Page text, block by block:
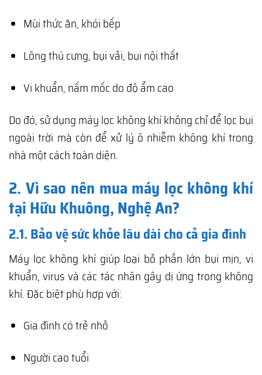
Mùi thức ăn, khói bếp
Lông thú cưng, bụi vải, bụi nội thất
Vi khuẩn, nấm mốc do độ ẩm cao
Do đó, sử dụng máy lọc không khí không chỉ để lọc bụi
ngoài trời mà còn để xử lý ô nhiễm không khí trong
nhà một cách toàn diện.
2. Vì sao nên mua máy lọc không khí
tại Hữu Khuông, Nghệ An?
2.1. Bảo vệ sức khỏe lâu dài cho cả gia đình
Máy lọc không khí giúp loại bỏ phần lớn bụi mịn, vi
khuẩn, virus và các tác nhân gây dị ứng trong không
khí. Đặc biệt phù hợp với:
Gia đình có trẻ nhỏ
Người cao tuổi